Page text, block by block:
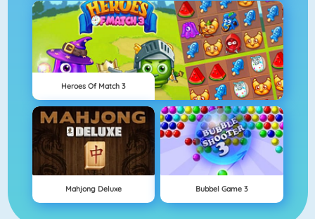
Heroes Of Match 3
Mahjong Deluxe Bubbel Game 3